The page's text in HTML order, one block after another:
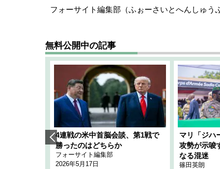
フォーサイト編集部（ふぉーさいとへんしゅう
無料公開中の記事
4連戦の米中首脳会談、第1戦で
勝ったのはどちらか
フォーサイト編集部
2026年5月17日
マリ「ジハ
攻勢が示唆
なる混迷
篠田英朗